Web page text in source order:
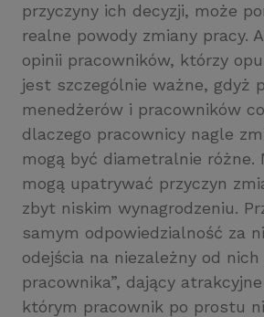
przyczyny ich decyzji, może
realne powody zmiany pracy.
opinii pracowników, którzy
jest szczególnie ważne, gdyż
menedżerów i pracowników
dlaczego pracownicy nagle
mogą być diametralnie różne.
mogą upatrywać przyczyn
zbyt niskim wynagrodzeniu.
samym odpowiedzialność za
odejścia na niezależny od nich
pracownika”, dający
którym pracownik po prostu